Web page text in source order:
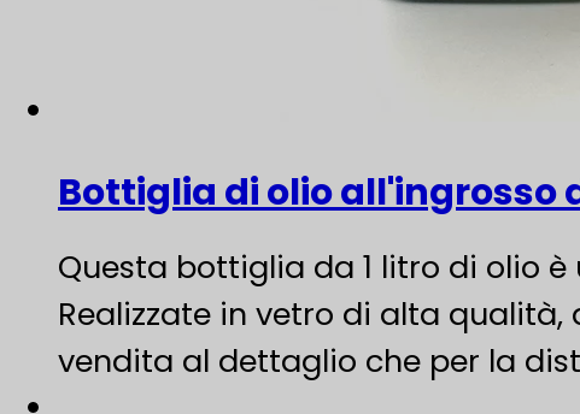
Bottiglia di olio all'ingrosso
Questa bottiglia da 1 litro di olio
Realizzate in vetro di alta
vendita al dettaglio che per la